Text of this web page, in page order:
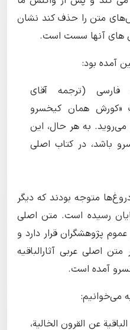
متن را حذف کند نشان
های آنها سست است.
آمده بود:
(ترجمه آقای
«کورش همان کیخسرو
می‌روید. به هر حال، این
باشد، در کتاب اصلی
متوجه بودند که دیگر
رسیده است. متن اصلی
عموم پژوهشگران قرار دارد و
اصلی عربی آثارالباقیه
آمده است.
می‌خوانیم:
عن القرون الخالیة،